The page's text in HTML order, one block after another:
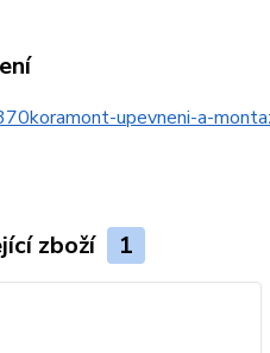
upevneni-a-
zboží 1